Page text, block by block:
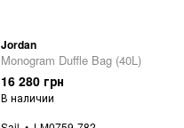
Jordan
Monogram Duffle Bag (40L)
16 280 грн
В наличии